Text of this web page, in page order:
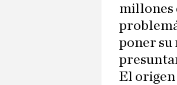
millones
poner su
El origen